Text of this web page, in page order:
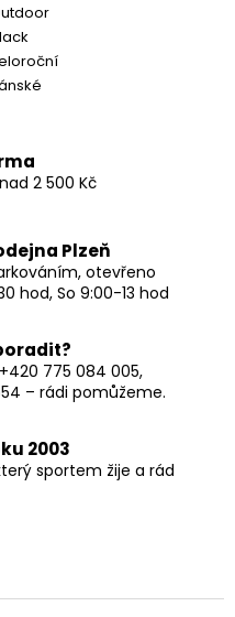
2 500 Kč
Plzeň
otevřeno
hod, So 9:00-13 hod
775 084 005,
– rádi pomůžeme.
2003
sportem žije a rád